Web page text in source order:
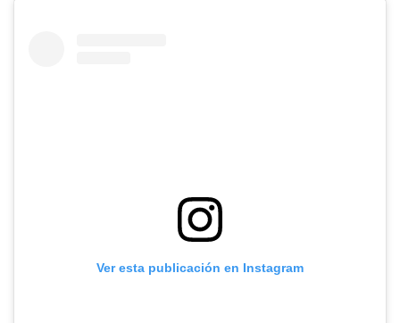
Ver esta publicación en Instagram